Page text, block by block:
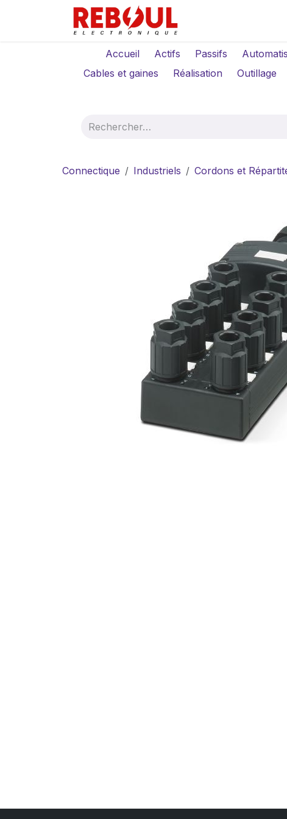
Se rendre au contenu
Accueil Actifs Passifs
Cables et gaines
Réalisation Outillage
Connectique Industriels Cordons et